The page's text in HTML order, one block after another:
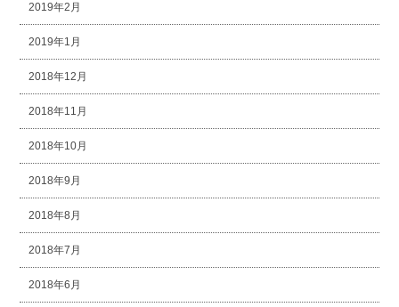
2019年2月
2019年1月
2018年12月
2018年11月
2018年10月
2018年9月
2018年8月
2018年7月
2018年6月